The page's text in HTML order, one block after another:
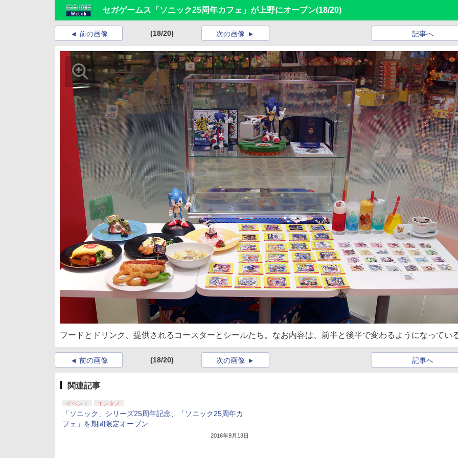
セガゲームス「ソニック25周年カフェ」が上野にオープン(18/20)
前の画像 (18/20) 記事へ
次の画像
フードとドリンク、提供されるコースターとシールたち。なお内容は、前半と後半で変わるようになってい
前の画像 (18/20) 記事へ
次の画像
関連記事
イベント エンタメ
「ソニック」シリーズ25周年記念、「ソニック25周年カ
フェ」を期間限定オープン
2016年9月13日